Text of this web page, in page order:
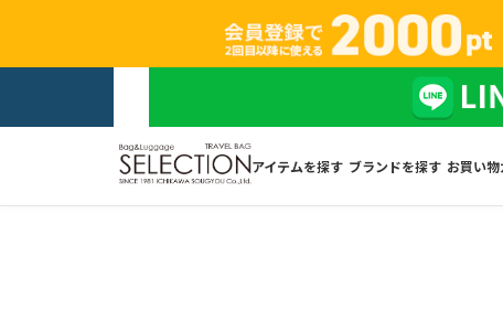
アイテムを探す ブランドを探す お買い